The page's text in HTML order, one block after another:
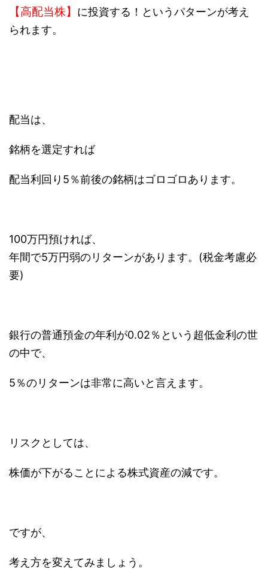
【高配当株】 に投資する！というパターンが考え
られます。
配当は、
銘柄を選定すれば
配当利回り5％前後の銘柄はゴロゴロあります。
100万円預ければ、
年間で5万円弱のリターンがあります。(税金考慮必
要)
銀行の普通預金の年利が0.02％という超低金利の世
の中で、
5％のリターンは非常に高いと言えます。
リスクとしては、
株価が下がることによる株式資産の減です。
ですが、
考え方を変えてみましょう。